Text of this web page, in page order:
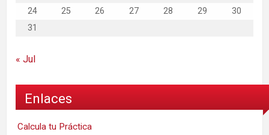
24
25 26 27 28 29
30
31
« Jul
Enlaces
Calcula tu Práctica